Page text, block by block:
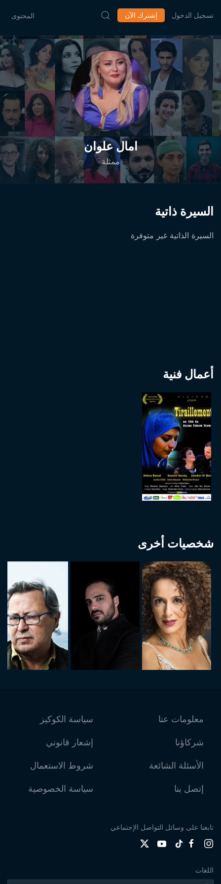
المحتوى إشترك الآن تسجيل الدخول
امال علوان
ممثلة
السيرة ذاتية
السيرة الذاتية غير متوفرة
أعمال فنية
شخصيات أخرى
معلومات عنا
شركاؤنا
الأسئلة الشائعة
إتصل بنا
سياسة الكوكيز
إشعار قانوني
شروط الاستعمال
سياسة الخصوصية
تابعنا على وسائل التواصل الإجتماعي
اللغات